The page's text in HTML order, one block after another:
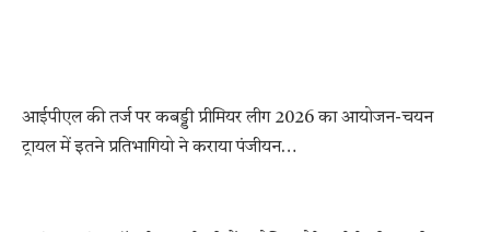
आईपीएल की तर्ज पर कबड्डी प्रीमियर लीग 2026 का आयोजन-चयन
ट्रायल में इतने प्रतिभागियो ने कराया पंजीयन…